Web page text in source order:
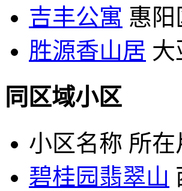
吉丰公寓 惠阳
胜源香山居 大
同区域小区
小区名称 所在
碧桂园翡翠山